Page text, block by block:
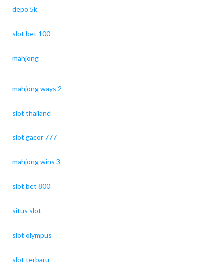
depo 5k
slot bet 100
mahjong
mahjong ways 2
slot thailand
slot gacor 777
mahjong wins 3
slot bet 800
situs slot
slot olympus
slot terbaru